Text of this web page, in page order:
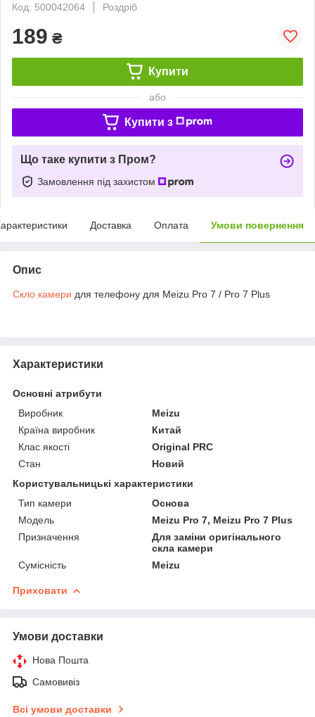
Код: 500042064
Роздріб
189 ₴
Купити
або
Купити з
Що таке купити з Пром?
Замовлення під захистом
Доставка Оплата Умови повернення
Опис
Скло камери для телефону для Meizu Pro 7 / Pro 7 Plus
Характеристики
Основні атрибути
Виробник
Meizu
Країна виробник
Китай
Клас якості
Original PRC
Стан
Новий
Користувальницькі характеристики
Тип камери
Основа
Мoдель
Meizu Pro 7, Meizu Pro 7 Plus
Призначення
Для заміни оригінального
скла камери
Сумісність
Meizu
Приховати
Умови доставки
Нова Пошта
Самовивіз
Всі умови доставки